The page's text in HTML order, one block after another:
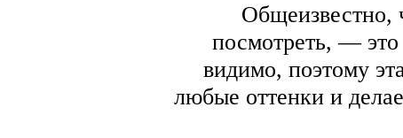
Общеизвестно,
посмотреть, — это
видимо, поэтому
любые оттенки и